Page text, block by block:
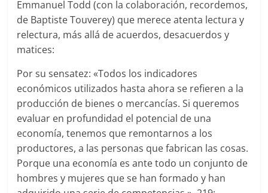
Emmanuel Todd (con la colaboración, recordemos,
de Baptiste Touverey) que merece atenta lectura y
relectura, más allá de acuerdos, desacuerdos y
matices:
Por su sensatez: «Todos los indicadores
económicos utilizados hasta ahora se refieren a la
producción de bienes o mercancías. Si queremos
evaluar en profundidad el potencial de una
economía, tenemos que remontarnos a los
productores, a las personas que fabrican las cosas.
Porque una economía es ante todo un conjunto de
hombres y mujeres que se han formado y han